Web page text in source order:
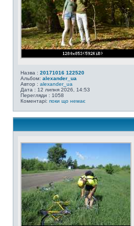
Назва : 20171016 122520
Альбом: alexander_ua
Автор : alexander_ua
Дата : 12 липня 2026, 14:53
Перегляди : 1058
Коментарі: поки що немає